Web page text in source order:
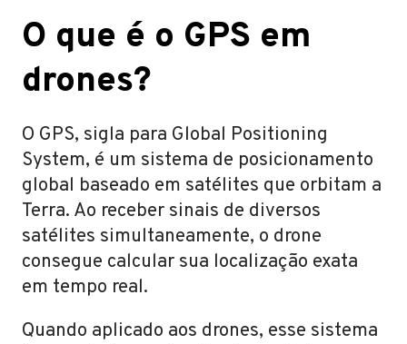
O que é o GPS em
drones?
O GPS, sigla para Global Positioning
System, é um sistema de posicionamento
global baseado em satélites que orbitam a
Terra. Ao receber sinais de diversos
satélites simultaneamente, o drone
consegue calcular sua localização exata
em tempo real.
Quando aplicado aos drones, esse sistema